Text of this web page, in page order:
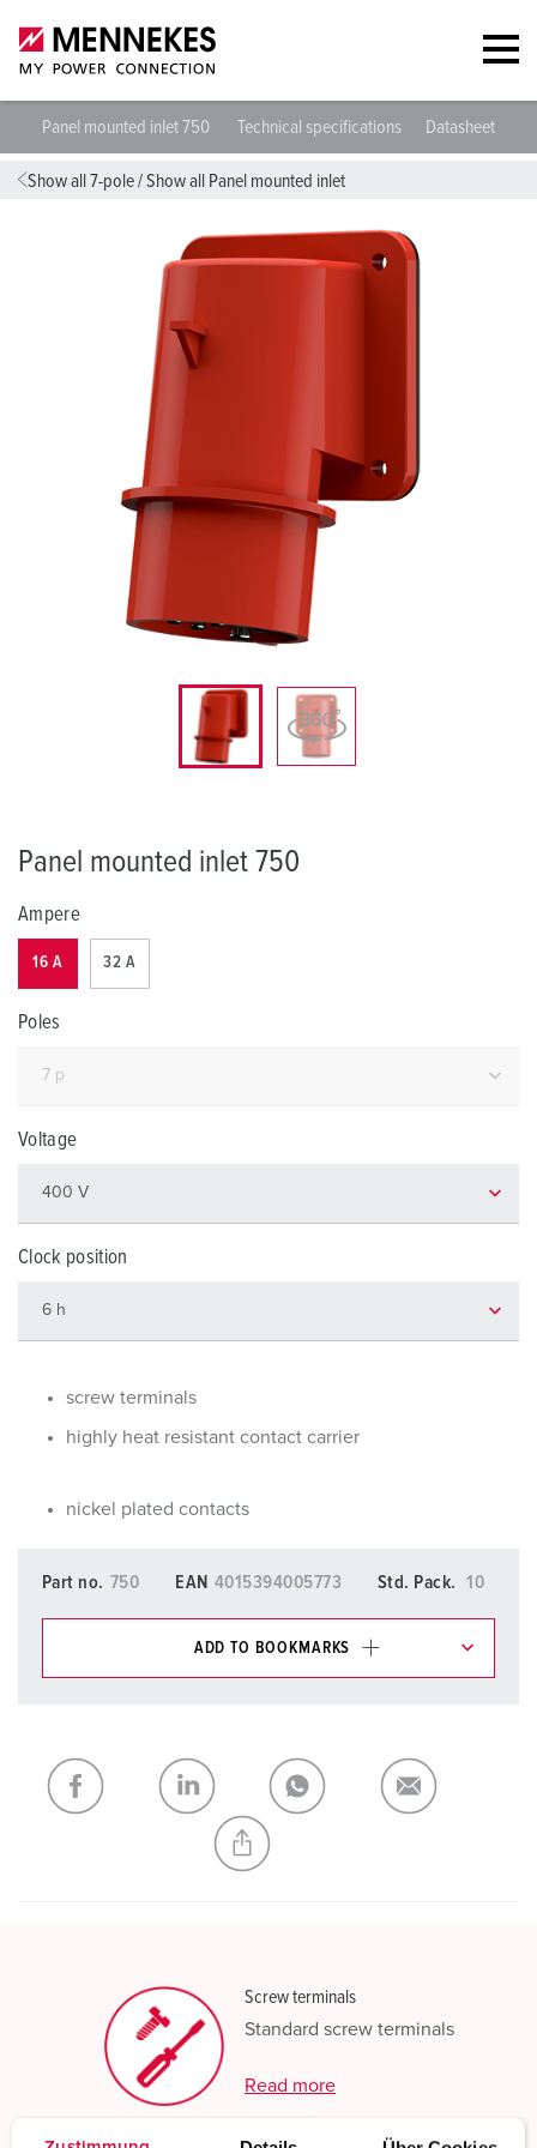
Panel mounted inlet 750 Technical specifications Datasheets &
Show all 7-pole/Show all Panel mounted inlet
Panel mounted inlet 750
Ampere
16 A 32 A
Poles
Voltage
Clock position
screw terminals
highly heat resistant contact carrier
nickel plated contacts
Part no. 750 EAN 4015394005773 Std. Pack. 10
ADD TO BOOKMARKS
My list ADD
CREATE A NEW LIST
Screw terminals
Standard screw terminals
Read more